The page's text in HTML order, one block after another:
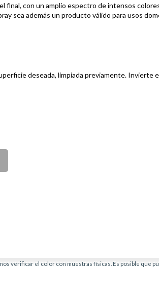
final, con un amplio espectro de intensos
sea además un producto válido para usos
deseada, limpiada previamente. Invierte
verificar el color con muestras físicas. Es posible